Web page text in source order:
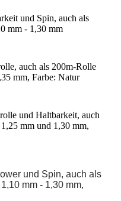
und Spin, auch als
mm - 1,30 mm
auch als 200m-Rolle
mm, Farbe: Natur
und Haltbarkeit, auch
mm und 1,30 mm,
und Spin, auch als
mm - 1,30 mm,